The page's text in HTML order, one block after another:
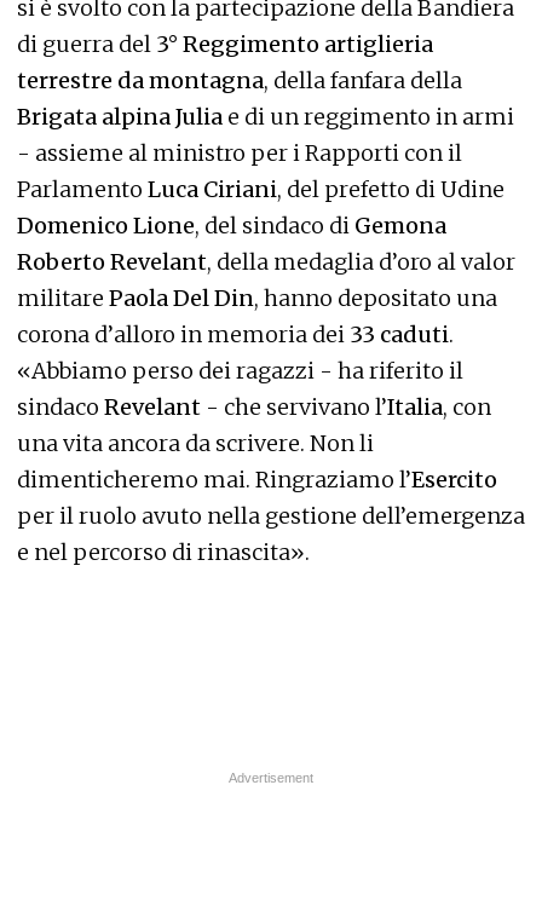
si è svolto con la partecipazione della Bandiera
di guerra del 3° Reggimento artiglieria
terrestre da montagna, della fanfara della
Brigata alpina Julia e di un reggimento in armi
- assieme al ministro per i Rapporti con il
Parlamento Luca Ciriani, del prefetto di Udine
Domenico Lione, del sindaco di Gemona
Roberto Revelant, della medaglia d’oro al valor
militare Paola Del Din, hanno depositato una
corona d’alloro in memoria dei 33 caduti.
«Abbiamo perso dei ragazzi - ha riferito il
sindaco Revelant - che servivano l’Italia, con
una vita ancora da scrivere. Non li
dimenticheremo mai. Ringraziamo l’Esercito
per il ruolo avuto nella gestione dell’emergenza
e nel percorso di rinascita».